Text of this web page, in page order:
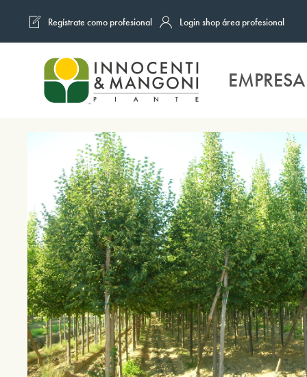
Skip to main content
Regístrate como profesional Login shop área profesional
EMPRESA